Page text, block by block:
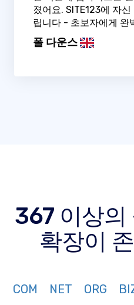
졌어요. SITE123에 자
립니다 - 초보자에게 완
폴 다운스
367 이상의
확장이
COM NET ORG